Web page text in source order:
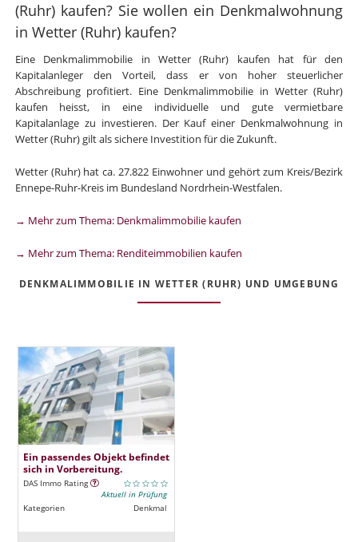
(Ruhr) kaufen? Sie wollen ein Denkmalwohnung
in Wetter (Ruhr) kaufen?
Eine Denkmalimmobilie in Wetter (Ruhr) kaufen hat für den
Kapitalanleger den Vorteil, dass er von hoher steuerlicher
Abschreibung profitiert. Eine Denkmalimmobilie in Wetter (Ruhr)
kaufen heisst, in eine individuelle und gute vermietbare
Kapitalanlage zu investieren. Der Kauf einer Denkmalwohnung in
Wetter (Ruhr) gilt als sichere Investition für die Zukunft.
Wetter (Ruhr) hat ca. 27.822 Einwohner und gehört zum Kreis/Bezirk
Ennepe-Ruhr-Kreis im Bundesland Nordrhein-Westfalen.
→ Mehr zum Thema: Denkmalimmobilie kaufen
→ Mehr zum Thema: Renditeimmobilien kaufen
DENKMALIMMOBILIE IN WETTER (RUHR) UND UMGEBUNG
Ein passendes Objekt befindet
sich in Vorbereitung.
DAS Immo Rating
Aktuell in Prüfung
Kategorien
Denkmal